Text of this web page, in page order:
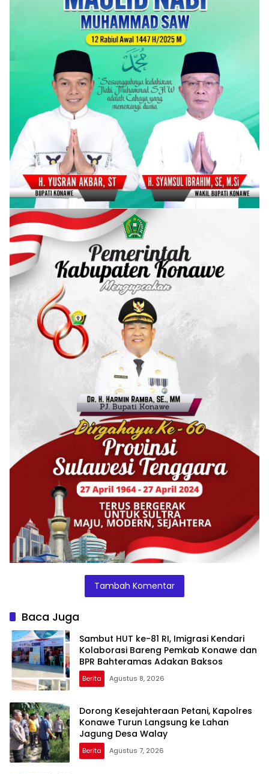
Tambah Komentar
Baca Juga
Sambut HUT ke-81 RI, Imigrasi Kendari
Kolaborasi Bareng Pemkab Konawe dan
BPR Bahteramas Adakan Baksos
Berita Agustus 8, 2026
Dorong Kesejahteraan Petani, Kapolres
Konawe Turun Langsung ke Lahan
Jagung Desa Walay
Berita Agustus 7, 2026